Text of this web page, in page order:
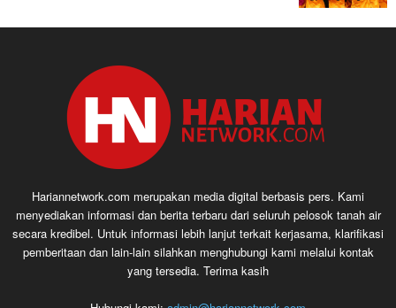
Hariannetwork.com merupakan media digital berbasis pers. Kami
menyediakan informasi dan berita terbaru dari seluruh pelosok tanah air
secara kredibel. Untuk informasi lebih lanjut terkait kerjasama, klarifikasi
pemberitaan dan lain-lain silahkan menghubungi kami melalui kontak
yang tersedia. Terima kasih